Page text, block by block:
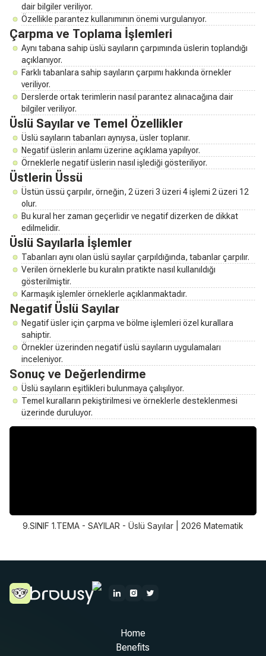
dair bilgiler veriliyor.
Özellikle parantez kullanımının önemi vurgulanıyor.
Çarpma ve Toplama İşlemleri
Aynı tabana sahip üslü sayıların çarpımında üslerin toplandığı
açıklanıyor.
Farklı tabanlara sahip sayıların çarpımı hakkında örnekler
veriliyor.
Derslerde ortak terimlerin nasıl parantez alınacağına dair
bilgiler veriliyor.
Üslü Sayılar ve Temel Özellikler
Üslü sayıların tabanları aynıysa, üsler toplanır.
Negatif üslerin anlamı üzerine açıklama yapılıyor.
Örneklerle negatif üslerin nasıl işlediği gösteriliyor.
Üstlerin Üssü
Üstün üssü çarpılır, örneğin, 2 üzeri 3 üzeri 4 işlemi 2 üzeri 12
olur.
Bu kural her zaman geçerlidir ve negatif dizerken de dikkat
edilmelidir.
Üslü Sayılarla İşlemler
Tabanları aynı olan üslü sayılar çarpıldığında, tabanlar çarpılır.
Verilen örneklerle bu kuralın pratikte nasıl kullanıldığı
gösterilmiştir.
Karmaşık işlemler örneklerle açıklanmaktadır.
Negatif Üslü Sayılar
Negatif üsler için çarpma ve bölme işlemleri özel kurallara
sahiptir.
Örnekler üzerinden negatif üslü sayıların uygulamaları
inceleniyor.
Sonuç ve Değerlendirme
Üslü sayıların eşitlikleri bulunmaya çalışılıyor.
Temel kuralların pekiştirilmesi ve örneklerle desteklenmesi
üzerinde duruluyor.
9.SINIF 1.TEMA - SAYILAR - Üslü Sayılar | 2026 Matematik
Home
Benefits